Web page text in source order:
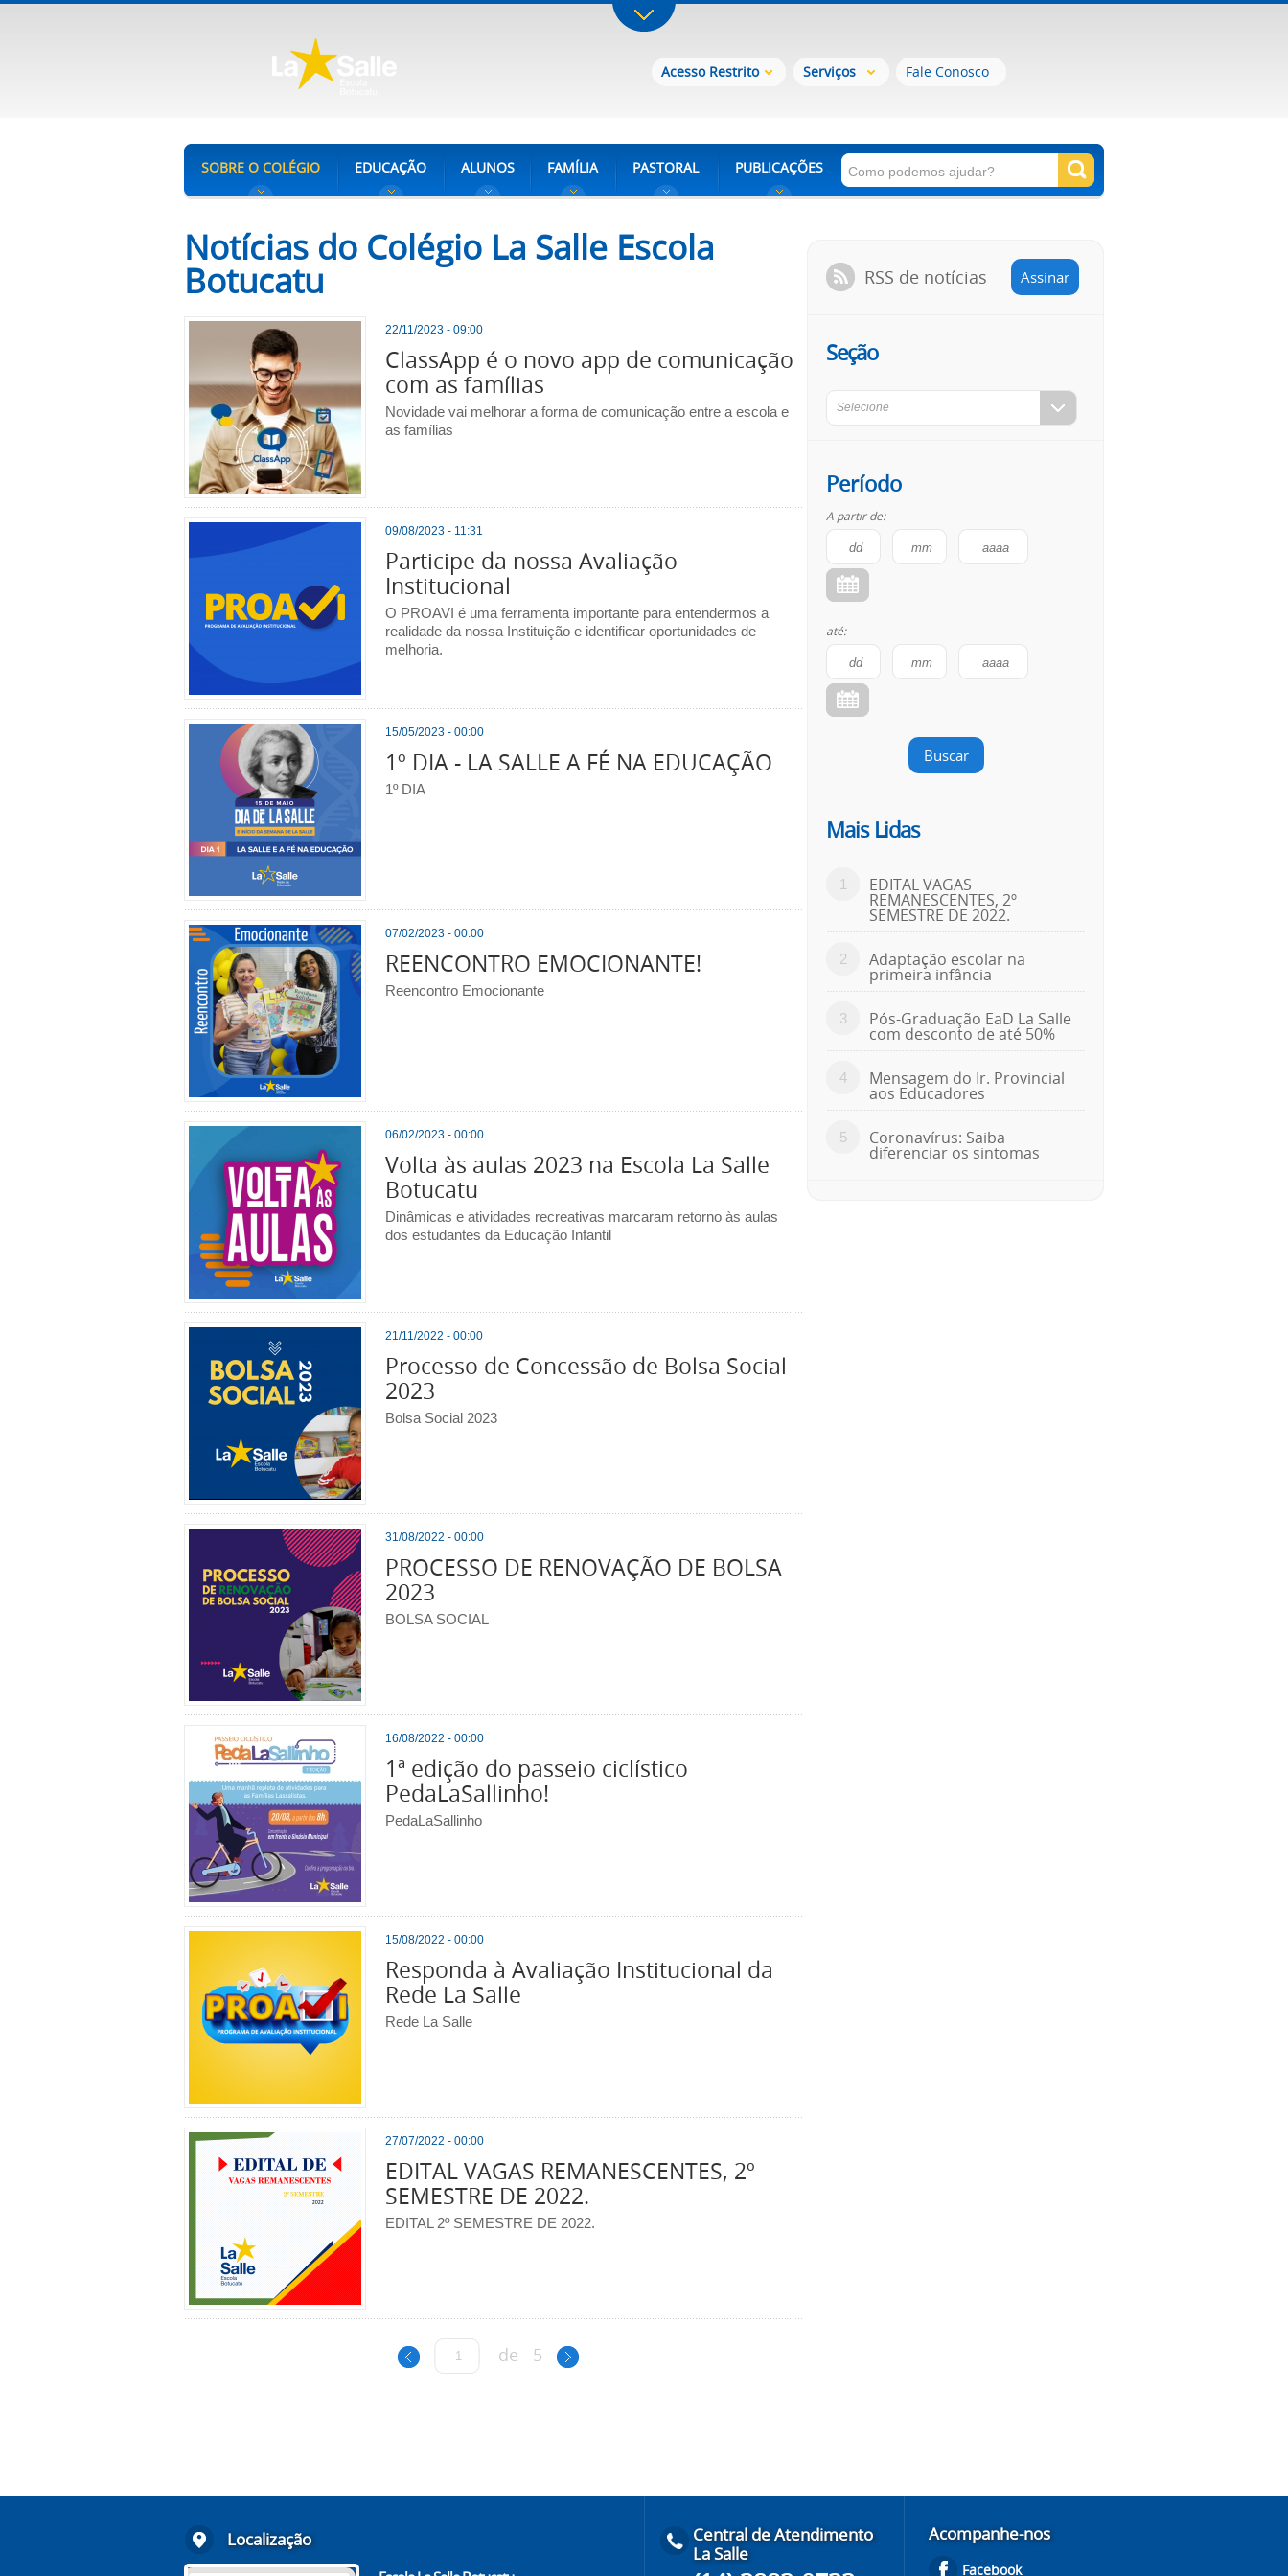
Acesso Restrito Serviços Fale Conosco
SOBRE O COLÉGIO EDUCAÇÃO ALUNOS FAMÍLIA PASTORAL PUBLICAÇÕES
Notícias do Colégio La Salle Escola
Botucatu
22/11/2023 - 09:00
ClassApp é o novo app de comunicação
com as famílias
Novidade vai melhorar a forma de comunicação entre a escola e
as famílias
09/08/2023 - 11:31
Participe da nossa Avaliação
Institucional
O PROAVI é uma ferramenta importante para entendermos a
realidade da nossa Instituição e identificar oportunidades de
melhoria.
15/05/2023 - 00:00
1º DIA - LA SALLE A FÉ NA EDUCAÇÃO
1º DIA
07/02/2023 - 00:00
REENCONTRO EMOCIONANTE!
Reencontro Emocionante
06/02/2023 - 00:00
Volta às aulas 2023 na Escola La Salle
Botucatu
Dinâmicas e atividades recreativas marcaram retorno às aulas
dos estudantes da Educação Infantil
21/11/2022 - 00:00
Processo de Concessão de Bolsa Social
2023
Bolsa Social 2023
31/08/2022 - 00:00
PROCESSO DE RENOVAÇÃO DE BOLSA
2023
BOLSA SOCIAL
16/08/2022 - 00:00
1ª edição do passeio ciclístico
PedaLaSallinho!
PedaLaSallinho
15/08/2022 - 00:00
Responda à Avaliação Institucional da
Rede La Salle
Rede La Salle
27/07/2022 - 00:00
EDITAL VAGAS REMANESCENTES, 2º
SEMESTRE DE 2022.
EDITAL 2º SEMESTRE DE 2022.
de 5
RSS de notícias Assinar
Seção
Selecione
Período
A partir de:
até:
Buscar
Mais Lidas
1 EDITAL VAGAS
REMANESCENTES, 2º
SEMESTRE DE 2022.
2 Adaptação escolar na
primeira infância
3 Pós-Graduação EaD La Salle
com desconto de até 50%
4 Mensagem do Ir. Provincial
aos Educadores
5 Coronavírus: Saiba
diferenciar os sintomas
Localização
Central de Atendimento
La Salle
Acompanhe-nos
Facebook